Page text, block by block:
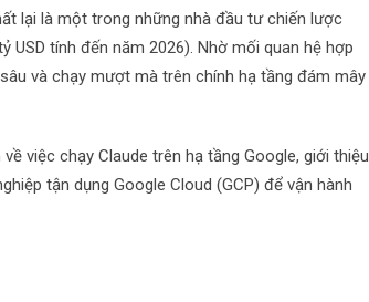
lại là một trong những nhà đầu tư chiến lược
tính đến năm 2026). Nhờ mối quan hệ hợp
và chạy mượt mà trên chính hạ tầng đám mây
việc chạy Claude trên hạ tầng Google, giới thiệu
tận dụng Google Cloud (GCP) để vận hành